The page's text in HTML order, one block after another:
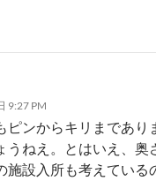
9:27 PM
ピンからキリまであり
うねえ。とはいえ、奥
施設入所も考えている